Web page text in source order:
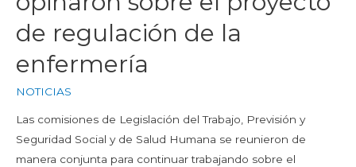
de regulación de la
enfermería
NOTICIAS
Las comisiones de Legislación del Trabajo, Previsión y
Seguridad Social y de Salud Humana se reunieron de
manera conjunta para continuar trabajando sobre el